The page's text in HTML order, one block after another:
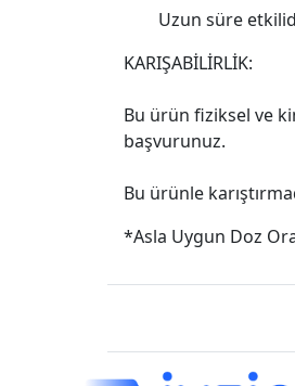
Uzun süre
KARIŞABİLİRLİK:
Bu ürün fiziksel ve
başvurunuz.
Bu ürünle
*Asla Uygun Doz